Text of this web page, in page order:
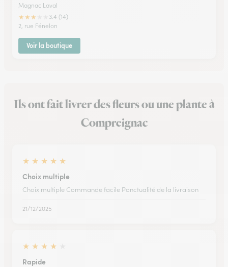
Magnac Laval
★★★
3.4 (14)
2, rue Fénelon
Voir la boutique
Ils ont fait livrer des fleurs ou une plante à
Compreignac
★ ★ ★ ★ ★
Choix multiple
Choix multiple Commande facile Ponctualité de la livraison
21/12/2025
★ ★ ★ ★
Rapide